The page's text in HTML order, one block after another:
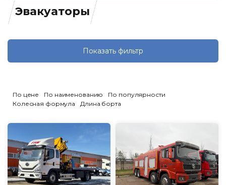
Эвакуаторы
Показать фильтр
По цене По наименованию
По популярности
Колесная формула
Длина борта